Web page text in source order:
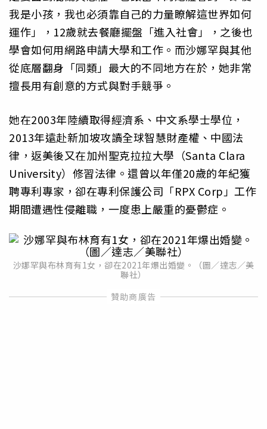
我是小孩，我也必須靠自己的力量瞭解這世界如何
運作」，12歲就去餐廳擺盤「進入社會」，之後也
學會如何用網路申請大學和工作。而沙娜罕與其他
從底層翻身「同類」最大的不同地方在於，她非常
擅長用有創意的方式與對手競爭。
她在2003年陸續取得經濟系、中文系學士學位，
2013年遠赴新加坡攻讀全球智慧財產權、中國法
律，返美後又在加州聖克拉拉大學（Santa Clara
University）修習法律。還曾以年僅20歲的年紀獲
聘專利專家，卻在專利保護公司「RPX Corp」工作
期間遭遇性侵離職，一度患上嚴重的憂鬱症。
沙娜罕與布林育有1女，卻在2021年爆出婚變。（圖／達志／美
聯社）